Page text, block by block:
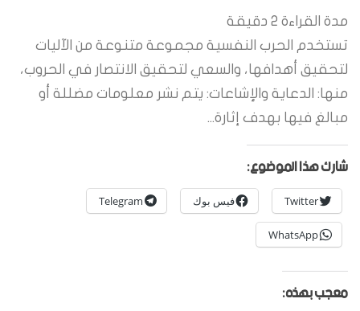
مدة القراءة 2 دقيقة
تستخدم الحرب النفسية مجموعة متنوعة من الآليات
لتحقيق أهدافها، والسعي لتحقيق الانتصار في الحروب،
منها: الدعاية والإشاعات: يتم نشر معلومات مضللة أو
مبالغ فيها بهدف إثارة...
شارك هذا الموضوع:
Twitter فيس بوك Telegram
WhatsApp
معجب بهذه: